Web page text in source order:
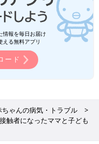
情報を毎日お届け
える無料アプリ
ード
ちゃんの病気・トラブル
触者になったママと子ども